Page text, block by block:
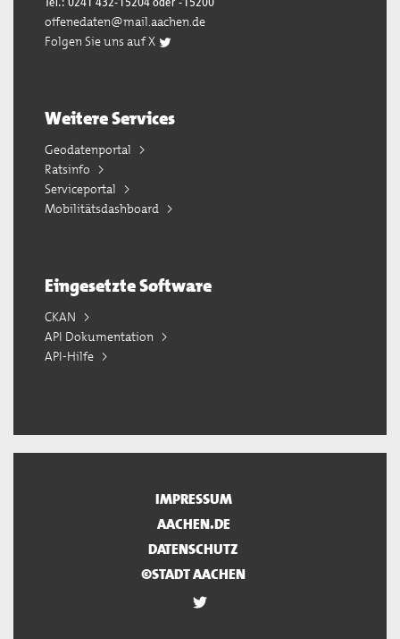
Tel.: 0241 432-15204 oder -15200
offenedaten@mail.aachen.de
Folgen Sie uns auf X
Weitere Services
Geodatenportal
Ratsinfo
Serviceportal
Mobilitätsdashboard
Eingesetzte Software
CKAN
API Dokumentation
API-Hilfe
IMPRESSUM
AACHEN.DE
DATENSCHUTZ
©STADT AACHEN